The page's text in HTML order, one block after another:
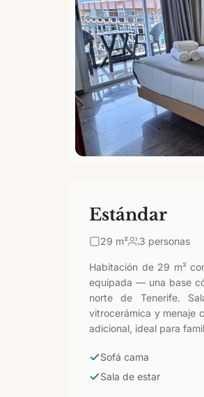
Estándar
29 m² 3 personas
Habitación de 29 m²
equipada — una base
norte de Tenerife.
vitrocerámica y menaje
adicional, ideal para
Sofá cama
Sala de estar